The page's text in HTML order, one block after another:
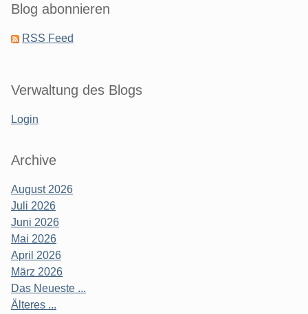
Blog abonnieren
RSS Feed
Verwaltung des Blogs
Login
Archive
August 2026
Juli 2026
Juni 2026
Mai 2026
April 2026
März 2026
Das Neueste ...
Älteres ...